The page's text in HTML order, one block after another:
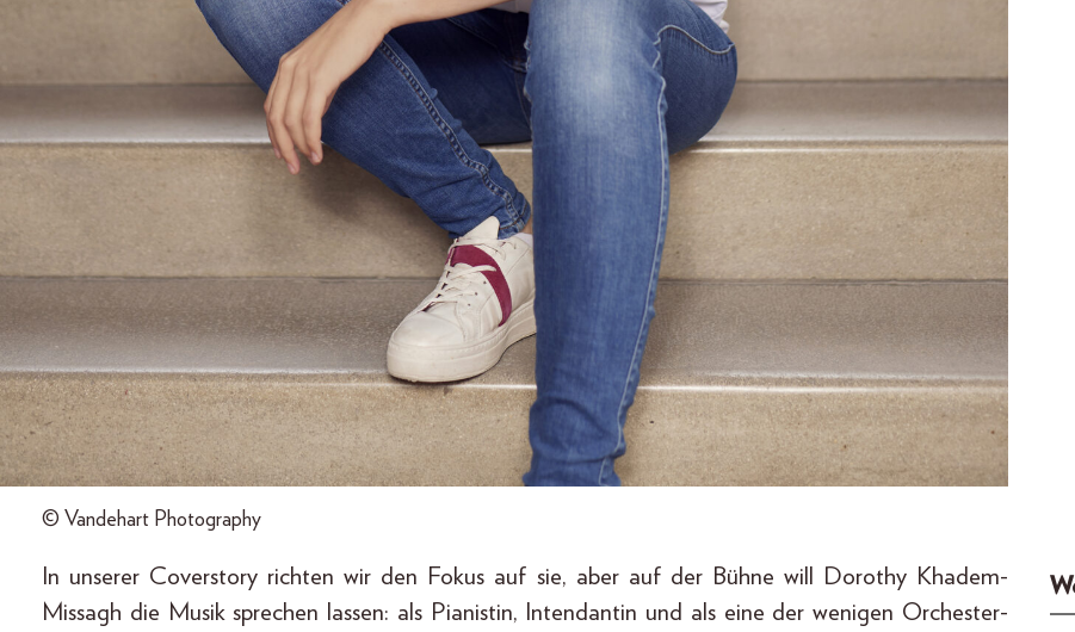
© Vandehart Photography
In unserer Coverstory richten wir den Fokus auf sie, aber auf der Bühne will Dorothy Khadem-
Missagh die Musik sprechen lassen: als Pianistin, Intendantin und als eine der wenigen Orchester-